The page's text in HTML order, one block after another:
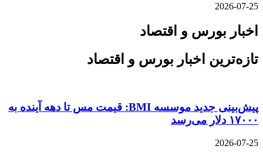
2026-07-25
اخبار بورس و اقتصاد
تازه‌ترین اخبار بورس و اقتصاد
پیش‌بینی جدید موسسه BMI: قیمت مس تا دهه آینده به
۱۷۰۰۰ دلار می‌رسد
2026-07-25